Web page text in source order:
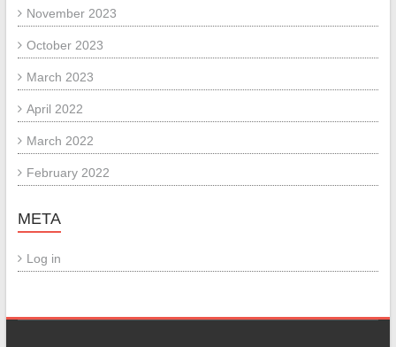
November 2023
October 2023
March 2023
April 2022
March 2022
February 2022
META
Log in